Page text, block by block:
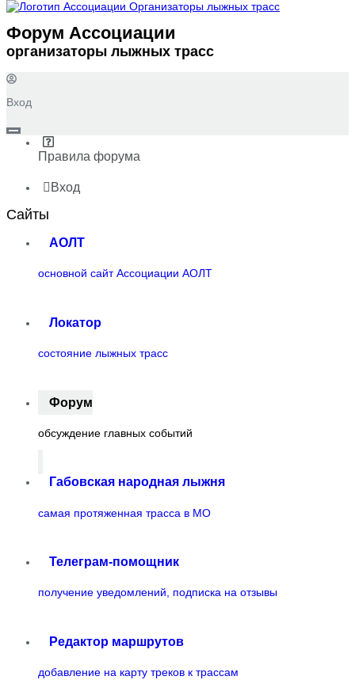
Форум Ассоциации
организаторы лыжных трасс
Вход
Правила форума
Вход
Сайты
АОЛТ
основной сайт Ассоциации АОЛТ
Локатор
состояние лыжных трасс
Форум
обсуждение главных событий
Габовская народная лыжня
самая протяженная трасса в МО
Телеграм-помощник
получение уведомлений, подписка на отзывы
Редактор маршрутов
добавление на карту треков к трассам